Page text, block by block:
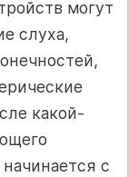
могут
слуха,
какой-
с